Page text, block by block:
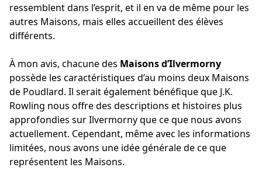
ressemblent dans l’esprit, et il en va de même pour les
autres Maisons, mais elles accueillent des élèves
différents.
À mon avis, chacune des Maisons d’Ilvermorny
possède les caractéristiques d’au moins deux Maisons
de Poudlard. Il serait également bénéfique que J.K.
Rowling nous offre des descriptions et histoires plus
approfondies sur Ilvermorny que ce que nous avons
actuellement. Cependant, même avec les informations
limitées, nous avons une idée générale de ce que
représentent les Maisons.